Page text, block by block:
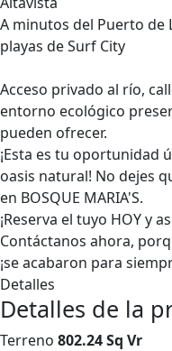
A minutos del Puerto de
playas de Surf City
Acceso privado al río,
entorno ecológico
pueden ofrecer.
¡Esta es tu oportunidad
oasis natural! No dejes
en BOSQUE MARIA'S.
¡Reserva el tuyo HOY y
Contáctanos ahora,
¡se acabaron para
Detalles
Detalles de la
Terreno 802.24 Sq Vr